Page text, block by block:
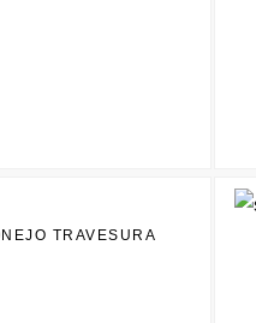
TRAVESURA